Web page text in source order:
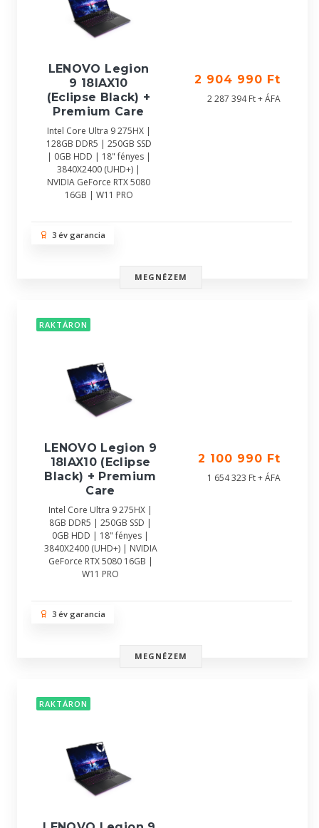
LENOVO Legion
9 18IAX10
(Eclipse Black) +
Premium Care
Intel Core Ultra 9 275HX |
128GB DDR5 | 250GB SSD
| 0GB HDD | 18" fényes |
3840X2400 (UHD+) |
NVIDIA GeForce RTX 5080
16GB | W11 PRO
2 904 990 Ft
2 287 394 Ft + ÁFA
3 év garancia
MEGNÉZEM
RAKTÁRON
LENOVO Legion 9
18IAX10 (Eclipse
Black) + Premium
Care
Intel Core Ultra 9 275HX |
8GB DDR5 | 250GB SSD |
0GB HDD | 18" fényes |
3840X2400 (UHD+) | NVIDIA
GeForce RTX 5080 16GB |
W11 PRO
2 100 990 Ft
1 654 323 Ft + ÁFA
3 év garancia
MEGNÉZEM
RAKTÁRON